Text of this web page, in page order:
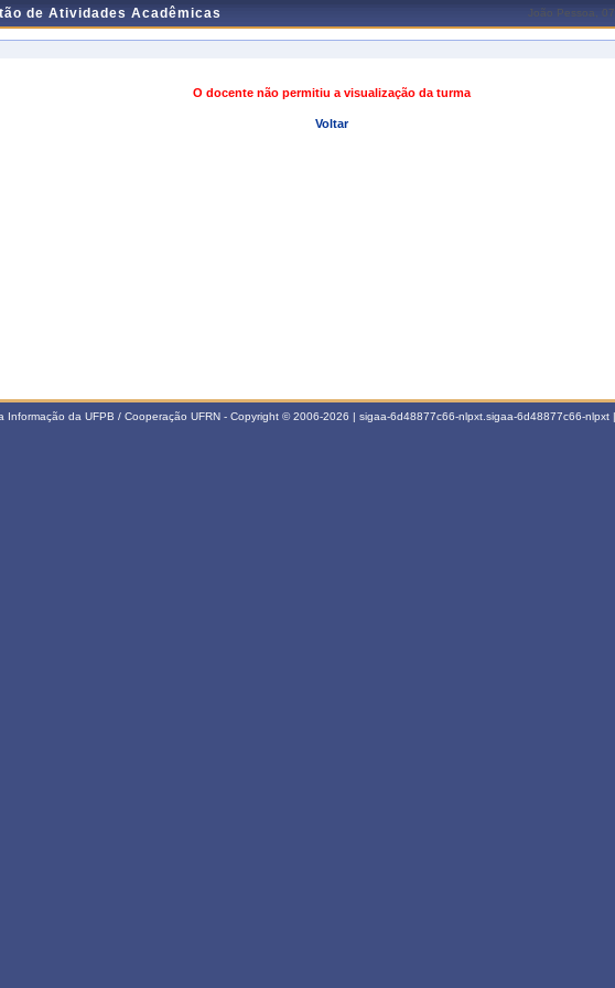
de Atividades Acadêmicas João Pessoa,
O docente não permitiu a visualização da turma
Voltar
Informação da UFPB / Cooperação UFRN - Copyright © 2006-2026 | sigaa-6d48877c66-nlpxt.sigaa-6d48877c66-nlpxt |